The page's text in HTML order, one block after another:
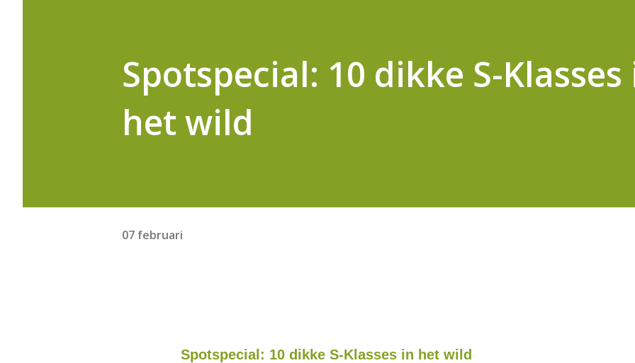
Spotspecial: 10 dikke S-Klasses
het wild
07 februari
Spotspecial: 10 dikke S-Klasses in het wild